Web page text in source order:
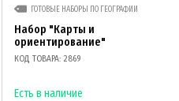
ГОТОВЫЕ НАБОРЫ ПО ГЕОГРАФИИ
Набор "Карты и
ориентирование"
КОД ТОВАРА: 2869
Есть в наличие